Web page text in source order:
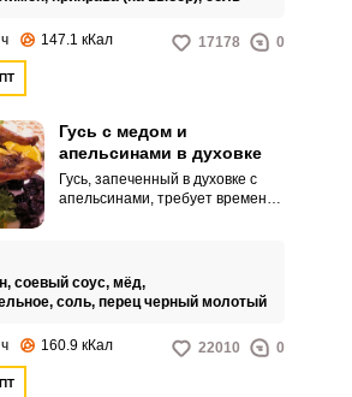
мягким. Этот вариант запекания
147.1 кКал 17178 0
Гусь с медом и
апельсинами в духовке
Гусь, запеченный в духовке с
апельсинами, требует времени
близких это не помеха. Кислота
апельсина придает мясу гуся
мягкость и сочность, а мед –
корочку.
соевый соус, мёд,
соль, перец черный молотый
160.9 кКал 22010 0